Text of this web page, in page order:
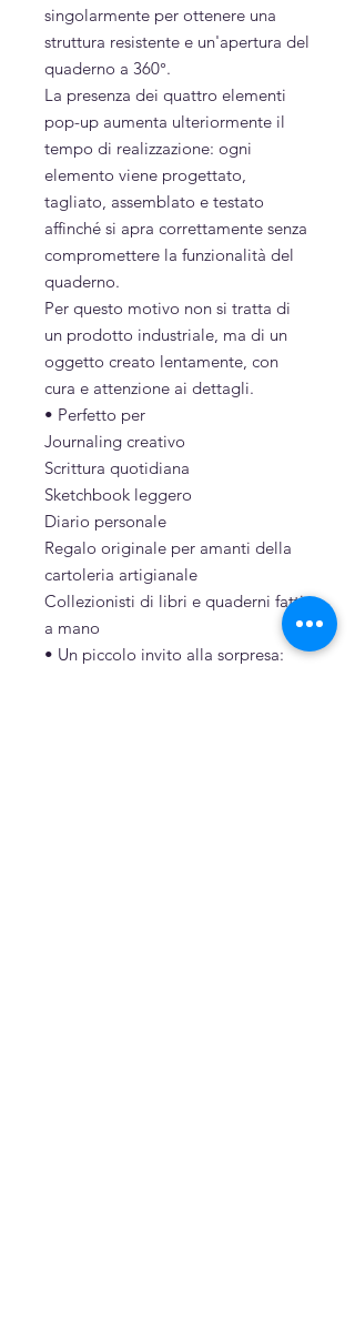
singolarmente per ottenere una
struttura resistente e un'apertura del
quaderno a 360°.
La presenza dei quattro elementi
pop-up aumenta ulteriormente il
tempo di realizzazione: ogni
elemento viene progettato,
tagliato, assemblato e testato
affinché si apra correttamente senza
compromettere la funzionalità del
quaderno.
Per questo motivo non si tratta di
un prodotto industriale, ma di un
oggetto creato lentamente, con
cura e attenzione ai dettagli.
• Perfetto per
Journaling creativo
Scrittura quotidiana
Sketchbook leggero
Diario personale
Regalo originale per amanti della
cartoleria artigianale
Collezionisti di libri e quaderni fatti
a mano
• Un piccolo invito alla sorpresa: